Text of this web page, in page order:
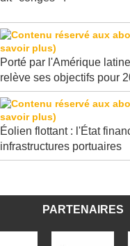
Porté par l'Amérique
Éolien flottant : l'État